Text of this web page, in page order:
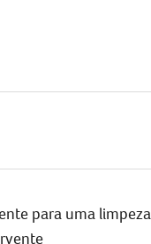
para uma